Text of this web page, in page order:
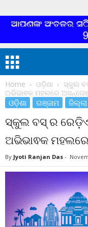
Home ଓଡ଼ିଶା
ସ୍କୁଲ
ଅଭିଭାଵକ ମହଲରେ
ଓଡ଼ିଶା ଗଞ୍ଜାମ
ସ୍କୁଲ ବସ୍ ର
ଅଭିଭାଵକ
By Jyoti Ranjan Das -